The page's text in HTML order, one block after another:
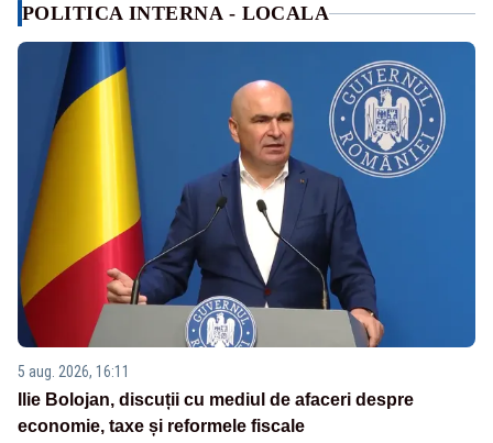
POLITICA INTERNA - LOCALA
5 aug. 2026, 16:11
Ilie Bolojan, discuții cu mediul de afaceri despre
economie, taxe și reformele fiscale